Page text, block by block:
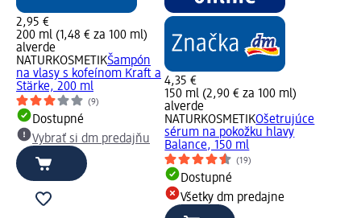
2,95 €
200 ml (1,48 € za 100 ml)
alverde
NATURKOSMETIKŠampón
na vlasy s kofeínom Kraft a
Stärke, 200 ml
(9)
Dostupné
Vybrať si dm predajňu
4,35 €
150 ml (2,90 € za 100 ml)
alverde
NATURKOSMETIKOšetrujúce
sérum na pokožku hlavy
Balance, 150 ml
(19)
Dostupné
Všetky dm predajne